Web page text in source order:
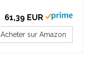
61,39 EUR
Acheter sur Amazon